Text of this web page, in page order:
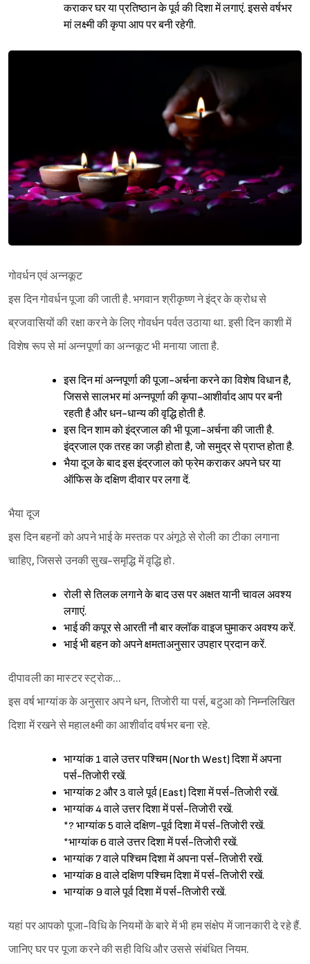
कराकर घर या प्रतिष्ठान के पूर्व की दिशा में लगाएं. इससे वर्षभर
मां लक्ष्मी की कृपा आप पर बनी रहेगी.
गोवर्धन एवं अन्नकूट
इस दिन गोवर्धन पूजा की जाती है. भगवान श्रीकृष्ण ने इंद्र के क्रोध से
ब्रजवासियों की रक्षा करने के लिए गोवर्धन पर्वत उठाया था. इसी दिन काशी में
विशेष रूप से मां अन्नपूर्णा का अन्नकूट भी मनाया जाता है.
इस दिन मां अन्नपूर्णा की पूजा-अर्चना करने का विशेष विधान है,
जिससे सालभर मां अन्नपूर्णा की कृपा-आशीर्वाद आप पर बनी
रहती है और धन-धान्य की वृद्धि होती है.
इस दिन शाम को इंद्रजाल की भी पूजा-अर्चना की जाती है.
इंद्रजाल एक तरह का जड़ी होता है, जो समुद्र से प्राप्त होता है.
भैया दूज के बाद इस इंद्रजाल को फ्रेम कराकर अपने घर या
ऑफिस के दक्षिण दीवार पर लगा दें.
भैया दूज
इस दिन बहनों को अपने भाई के मस्तक पर अंगूठे से रोली का टीका लगाना
चाहिए, जिससे उनकी सुख-समृद्धि में वृद्धि हो.
रोली से तिलक लगाने के बाद उस पर अक्षत यानी चावल अवश्य
लगाएं.
भाई की कपूर से आरती नौ बार क्लॉक वाइज घुमाकर अवश्य करें.
भाई भी बहन को अपने क्षमताअनुसार उपहार प्रदान करें.
दीपावली का मास्टर स्ट्रोक…
इस वर्ष भाग्यांक के अनुसार अपने धन, तिजोरी या पर्स, बटुआ को निम्नलिखित
दिशा में रखने से महालक्ष्मी का आशीर्वाद वर्षभर बना रहे.
भाग्यांक 1 वाले उत्तर पश्चिम (North West) दिशा में अपना
पर्स-तिजोरी रखें.
भाग्यांक 2 और 3 वाले पूर्व (East) दिशा में पर्स-तिजोरी रखें.
भाग्यांक 4 वाले उत्तर दिशा में पर्स-तिजोरी रखें.
*? भाग्यांक 5 वाले दक्षिण-पूर्व दिशा में पर्स-तिजोरी रखें.
*भाग्यांक 6 वाले उत्तर दिशा में पर्स-तिजोरी रखें.
भाग्यांक 7 वाले पश्चिम दिशा में अपना पर्स-तिजोरी रखें.
भाग्यांक 8 वाले दक्षिण पश्चिम दिशा में पर्स-तिजोरी रखें.
भाग्यांक 9 वाले पूर्व दिशा में पर्स-तिजोरी रखें.
यहां पर आपको पूजा-विधि के नियमों के बारे में भी हम संक्षेप में जानकारी दे रहे हैं.
जानिए घर पर पूजा करने की सही विधि और उससे संबंधित नियम.